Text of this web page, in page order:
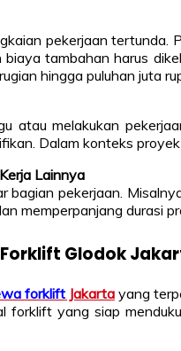
pekerjaan
tambahan harus
hingga puluhan juta
atau melakukan
Dalam konteks
Lainnya
pekerjaan.
memperpanjang durasi
Forklift Glodok
forkliftJakartayang
yang siap